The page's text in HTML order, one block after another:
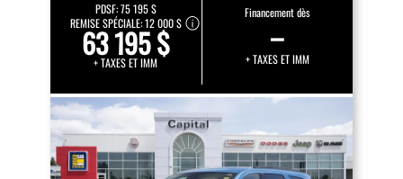
PDSF:75 195 $
REMISE SPÉCIALE:12 000 $
63 195 $
+ TAXES ET IMM
Financement dès
–
+ TAXES ET IMM